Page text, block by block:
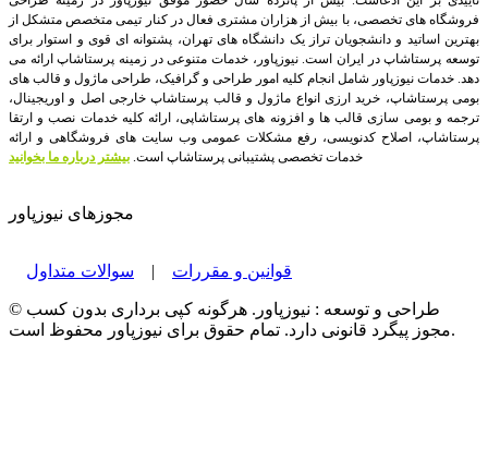
فروشگاه های تخصصی، با بیش از هزاران مشتری فعال در کنار تیمی متخصص متشکل از
بهترین اساتید و دانشجویان تراز یک دانشگاه های تهران، پشتوانه ای قوی و استوار برای
توسعه پرستاشاپ در ایران است.نیوزپاور، خدمات متنوعی در زمینه پرستاشاپ ارائه می
دهد. خدمات نیوزپاور شامل انجام کلیه امور طراحی و گرافیک، طراحی ماژول و قالب های
بومی پرستاشاپ، خرید ارزی انواع ماژول و قالب پرستاشاپ خارجی اصل و اوریجینال،
ترجمه و بومی سازی قالب ها و افزونه های پرستاشاپی، ارائه کلیه خدمات نصب و ارتقا
پرستاشاپ، اصلاح کدنویسی، رفع مشکلات عمومی وب سایت های فروشگاهی و ارائه
خدمات تخصصی پشتیبانی پرستاشاپ است. بیشتر درباره ما بخوانید
مجوزهای نیوزپاور
قوانین و مقررات | سوالات متداول
© طراحی و توسعه : نیوزپاور. هرگونه کپی برداری بدون کسب
مجوز پیگرد قانونی دارد. تمام حقوق برای نیوزپاور محفوظ است.